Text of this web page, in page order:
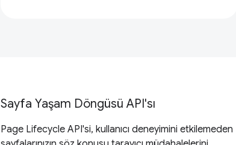
Sayfa Yaşam Döngüsü API'sı
Page Lifecycle API'si, kullanıcı deneyimini etkilemeden